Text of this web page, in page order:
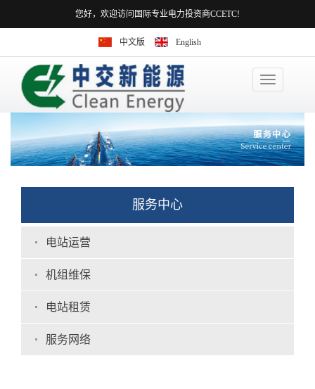
您好，欢迎访问国际专业电力投资商CCETC!
中文版 English
Toggle
navigation
服务中心
电站运营
机组维保
电站租赁
服务网络